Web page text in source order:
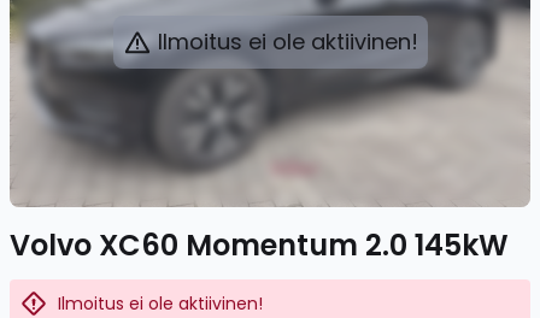
Ilmoitus ei ole aktiivinen!
Volvo XC60 Momentum 2.0 145kW
Ilmoitus ei ole aktiivinen!